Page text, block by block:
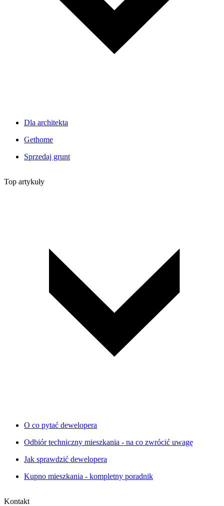
Dla architekta
Gethome
Sprzedaj grunt
Top artykuły
O co pytać dewelopera
Odbiór techniczny mieszkania - na co zwrócić uwagę
Jak sprawdzić dewelopera
Kupno mieszkania - kompletny poradnik
Kontakt